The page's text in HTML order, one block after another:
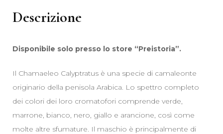
Descrizione
Disponibile solo presso lo store “Preistoria”.
Il Chamaeleo Calyptratus è una specie di camaleonte
originario della penisola Arabica. Lo spettro completo
dei colori dei loro cromatofori comprende verde,
marrone, bianco, nero, giallo e arancione, così come
molte altre sfumature. Il maschio è principalmente di